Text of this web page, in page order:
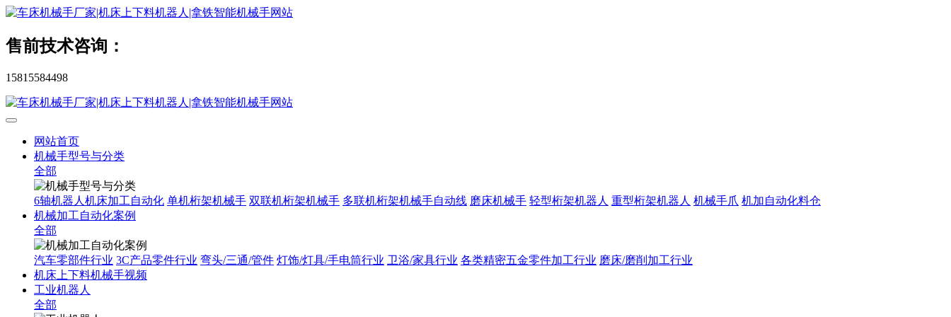
售前技术咨询：
15815584498
网站首页
机械手型号与分类
全部
6轴机器人机床加工自动化 单机桁架机械手 双联机桁架机械手 多联机桁架机械手自动线 磨床机械手 轻型桁架机器人 重型桁架机器人 机械手爪 机加自动化料仓
机械加工自动化案例
全部
汽车零部件行业 3C产品零件行业 弯头/三通/管件 灯饰/灯具/手电筒行业 卫浴/家具行业 各类精密五金零件加工行业 磨床/磨削加工行业
机床上下料机械手视频
工业机器人
全部